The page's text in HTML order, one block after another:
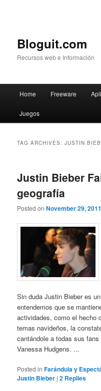
Bloguit.com
Recursos web e Información
Skip
to
Skip
to
Home Freeware
Juegos
TAG ARCHIVES:JUSTIN
Justin Bieber
geografía
Posted onNovember 29, 2011
Sin duda Justin Bieber es
entendemos que se
actividades, como el hecho
temas navideños, la
cantándole a todas sus
Vanessa Hudgens. ...
Posted in Farándula y
Justin Bieber |2 Replies